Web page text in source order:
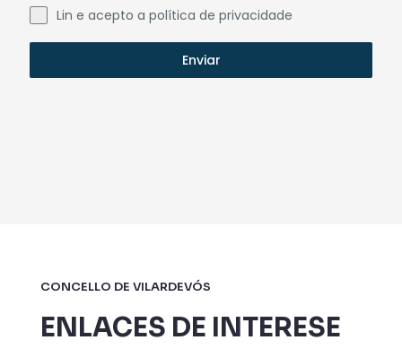
Lin e acepto a política de privacidade
Enviar
CONCELLO DE VILARDEVÓS
ENLACES DE INTERESE